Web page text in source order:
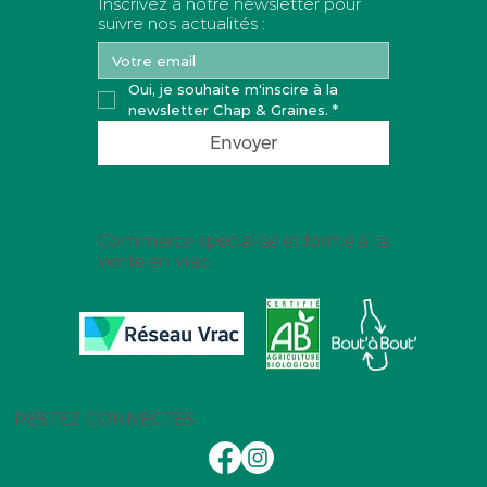
suivre nos actualités :
Oui, je souhaite m'inscire à la
newsletter Chap & Graines. *
Envoyer
RESTEZ CONNECTÉS
Commerce spécialisé et formé à la
vente en vrac.